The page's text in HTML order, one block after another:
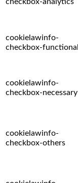
cookielawinfo-
checkbox-functional
cookielawinfo-
checkbox-necessary
cookielawinfo-
checkbox-others